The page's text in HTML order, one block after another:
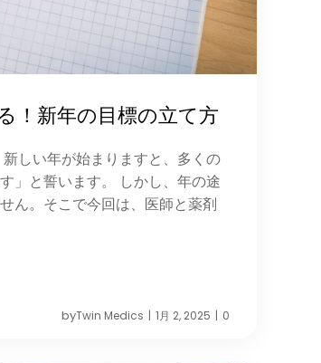
！新年の目標の立て方
しい年が始まりますと、多くの
」と誓います。 しかし、年の途
ん。そこで今回は、医師と薬剤
byTwin Medics | 1月 2, 2025 | 0